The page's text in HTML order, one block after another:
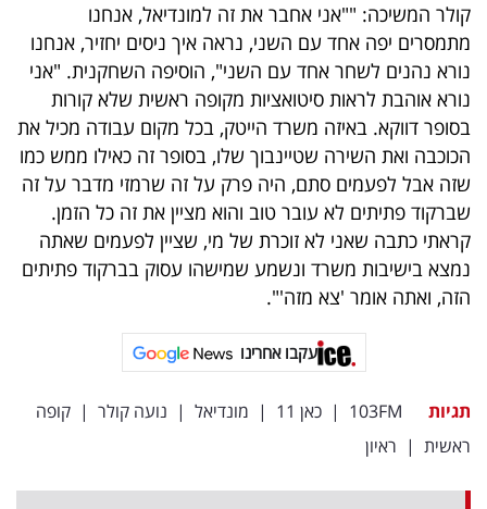
פרסמו
באייס
עקבו
אחרינו:
קולר המשיכה: ""אני אחבר את זה למונדיאל, אנחנו
מתמסרים יפה אחד עם השני, נראה איך ניסים יחזיר, אנחנו
נורא נהנים לשחר אחד עם השני", הוסיפה השחקנית. "אני
נורא אוהבת לראות סיטואציות מקופה ראשית שלא קורות
בסופר דווקא. באיזה משרד הייטק, בכל מקום עבודה מכיל את
הכוכבה ואת השירה שטיינבוך שלו, בסופר זה כאילו ממש כמו
שזה אבל לפעמים סתם, היה פרק על זה שרמזי מדבר על זה
שברקוד פתיתים לא עובר טוב והוא מציין את זה כל הזמן.
קראתי כתבה שאני לא זוכרת של מי, שציין לפעמים שאתה
נמצא בישיבות משרד ונשמע שמישהו עסוק בברקוד פתיתים
הזה, ואתה אומר 'צא מזה'".
עקבו אחרינו
תגיות 103FM
| כאן 11 | מונדיאל | נועה קולר | קופה
ראשית | ראיון